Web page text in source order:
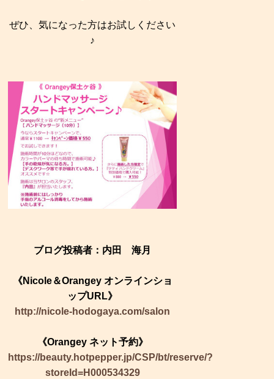
ぜひ、気になった方はお試しください
♪
ブログ投稿者：内田 海月
《Nicole＆Orangey オンラインショ
ップURL》
http://nicole-hodogaya.com/salon
《Orangey ネット予約》
https://beauty.hotpepper.jp/CSP/bt/reserve/?
storeId=H000534329